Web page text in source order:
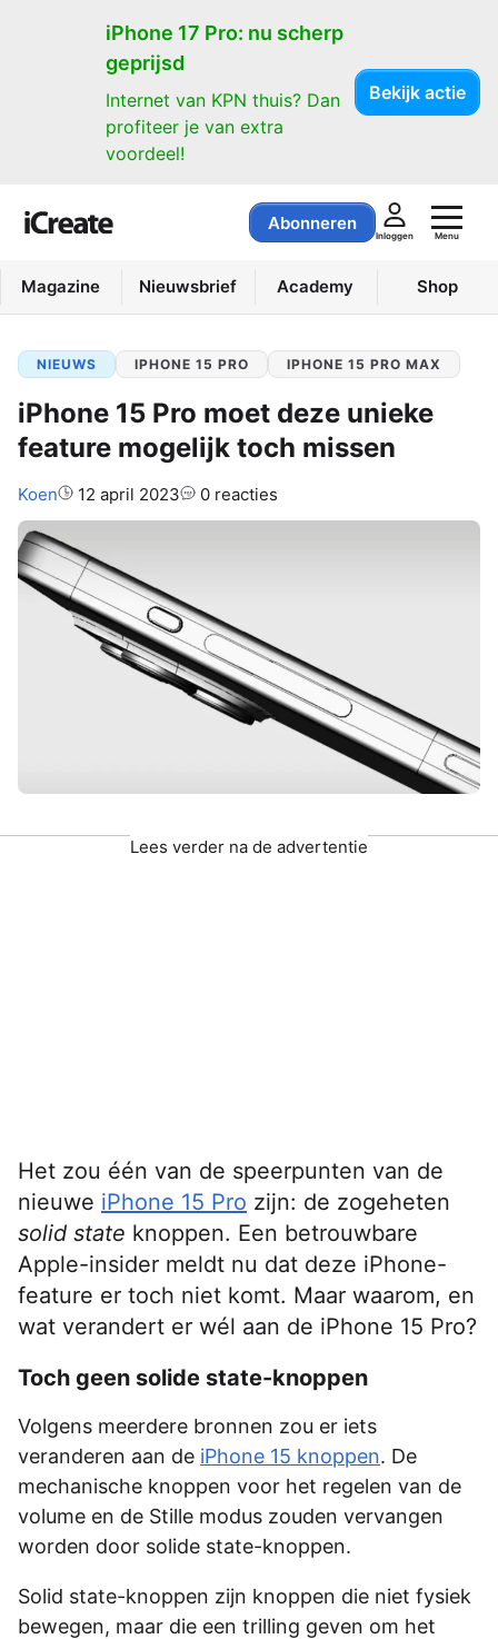
iPhone 17 Pro: nu scherp
geprijsd
Internet van KPN thuis? Dan
profiteer je van extra
voordeel!
Bekijk actie
Abonneren
Inloggen Menu
Magazine Nieuwsbrief Academy Shop
NIEUWS IPHONE 15 PRO IPHONE 15 PRO MAX
iPhone 15 Pro moet deze unieke
feature mogelijk toch missen
Auteur:
Koen 12 april 2023 0 reacties
Lees verder na de advertentie
Het zou één van de speerpunten van de
nieuwe iPhone 15 Pro zijn: de zogeheten
solid state knoppen. Een betrouwbare
Apple-insider meldt nu dat deze iPhone-
feature er toch niet komt. Maar waarom, en
wat verandert er wél aan de iPhone 15 Pro?
Toch geen solide state-knoppen
Volgens meerdere bronnen zou er iets
veranderen aan de iPhone 15 knoppen. De
mechanische knoppen voor het regelen van de
volume en de Stille modus zouden vervangen
worden door solide state-knoppen.
Solid state-knoppen zijn knoppen die niet fysiek
bewegen, maar die een trilling geven om het